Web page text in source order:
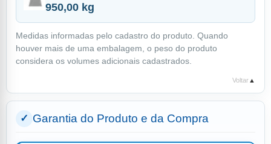
950,00 kg
Medidas informadas pelo cadastro do produto. Quando
houver mais de uma embalagem, o peso do produto
considera os volumes adicionais cadastrados.
Voltar ▲
Garantia do Produto e da Compra